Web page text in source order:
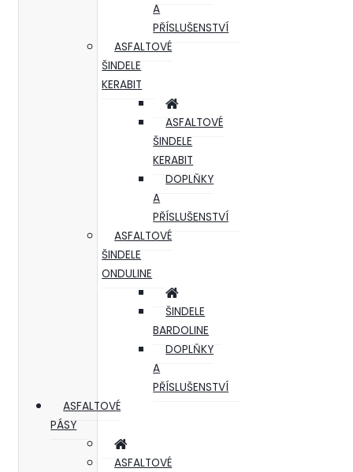
A
PŘÍSLUŠENSTVÍ
ASFALTOVÉ
ŠINDELE
KERABIT
ASFALTOVÉ
ŠINDELE
KERABIT
DOPLŇKY
A
PŘÍSLUŠENSTVÍ
ASFALTOVÉ
ŠINDELE
ONDULINE
ŠINDELE
BARDOLINE
DOPLŇKY
A
PŘÍSLUŠENSTVÍ
ASFALTOVÉ
PÁSY
ASFALTOVÉ